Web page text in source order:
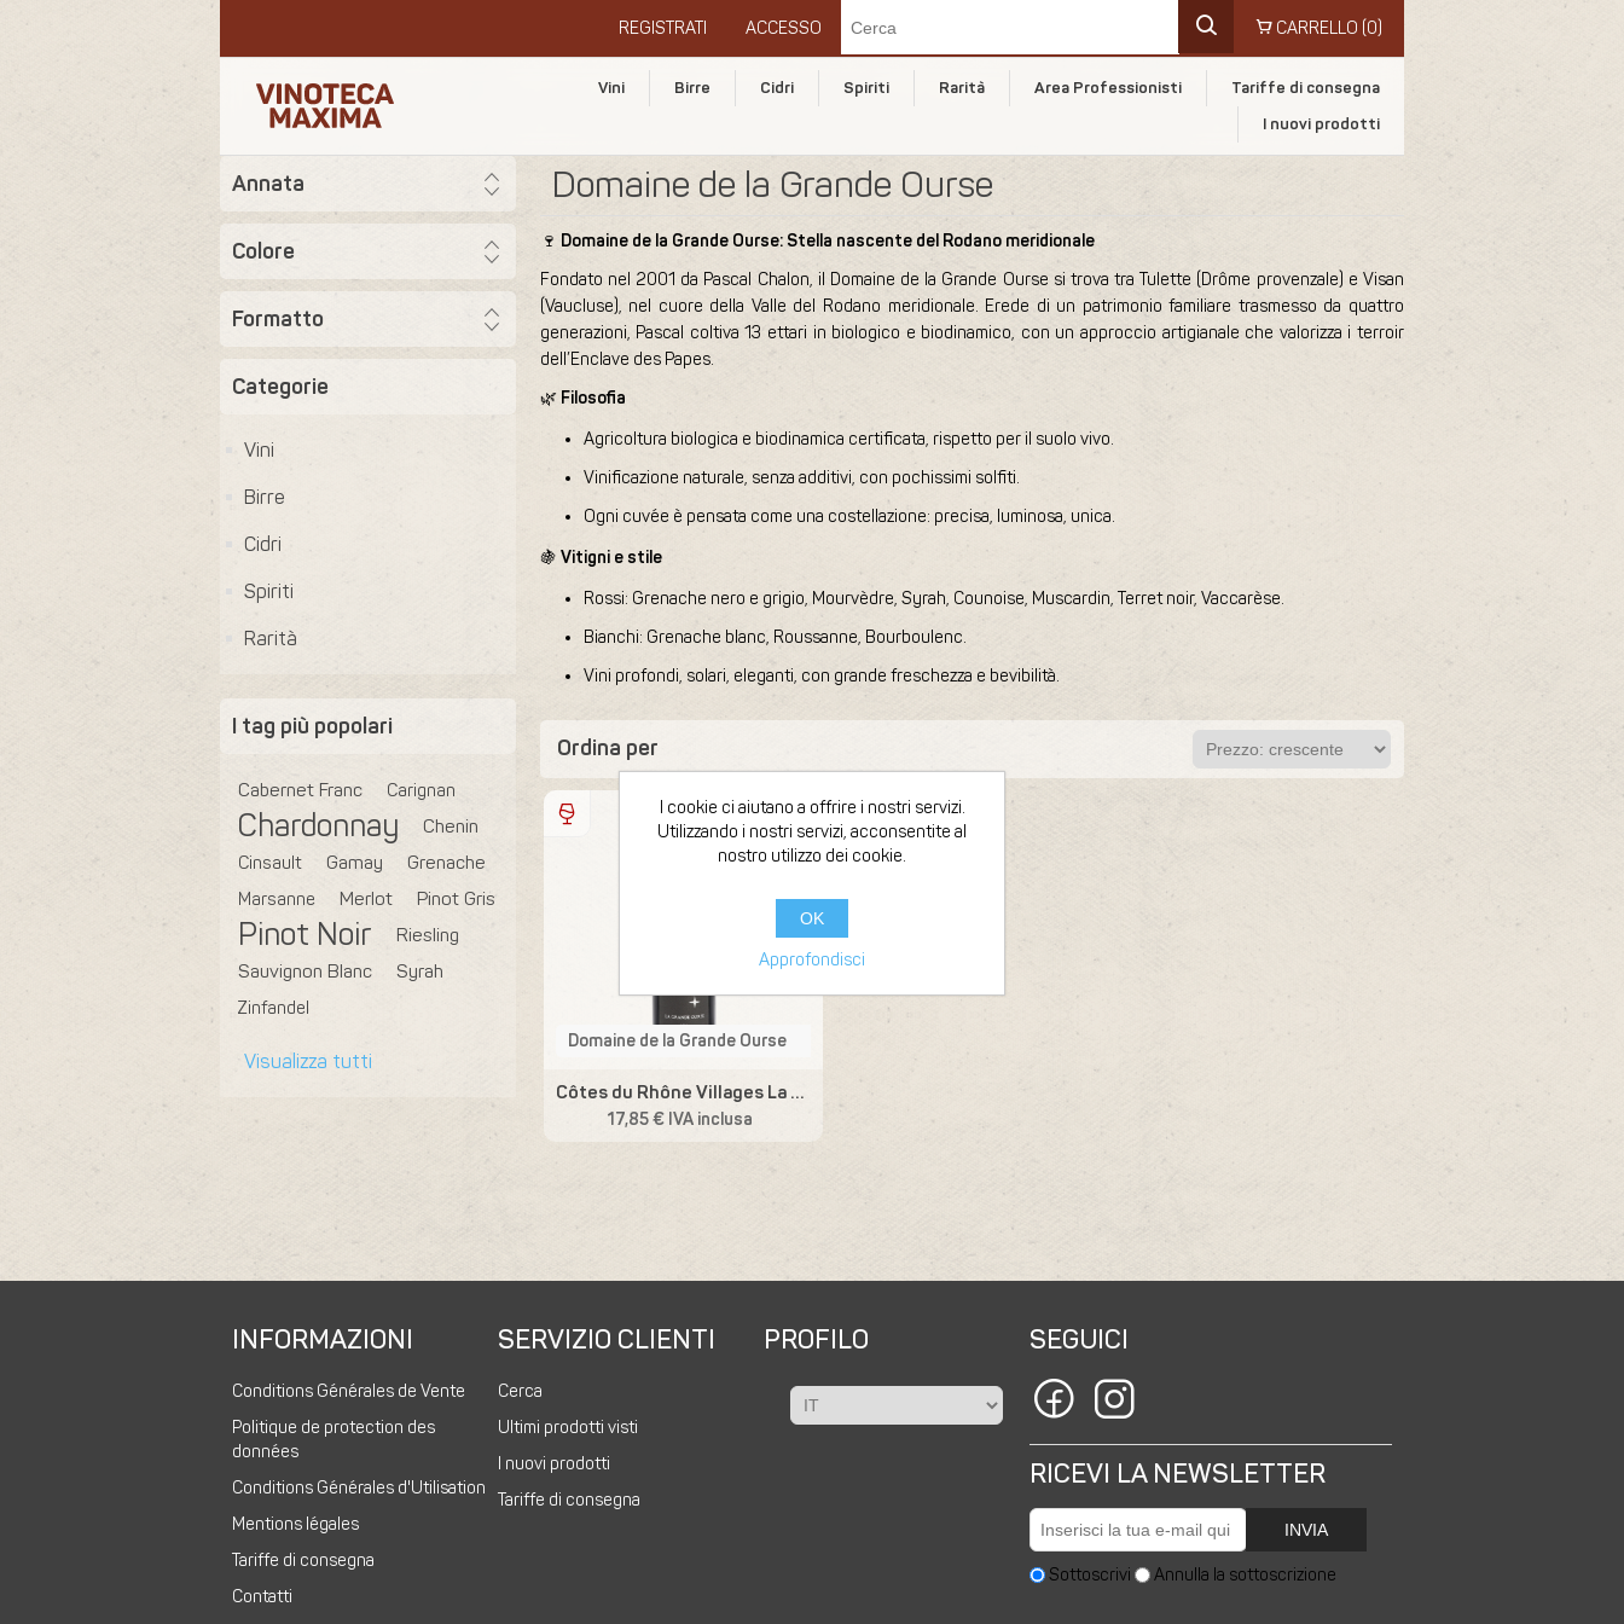
REGISTRATI ACCESSO CARRELLO (0)
Vini Birre Cidri Spiriti Rarità Area Professionisti
Tariffe di consegna
I nuovi prodotti
Annata
Colore
Formatto
Categorie
Vini
Birre
Cidri
Spiriti
Rarità
I tag più popolari
Cabernet Franc Carignan
Chardonnay
Chenin
Cinsault
Gamay
Grenache
Marsanne
Merlot Pinot Gris
Pinot Noir
Riesling
Sauvignon Blanc
Syrah
Zinfandel
Visualizza tutti
Domaine de la Grande Ourse
🍷 Domaine de la Grande Ourse: Stella nascente del Rodano meridionale
Fondato nel 2001 da Pascal Chalon, il Domaine de la Grande Ourse si trova tra Tulette (Drôme provenzale) e Visan
(Vaucluse), nel cuore della Valle del Rodano meridionale. Erede di un patrimonio familiare trasmesso da quattro
generazioni, Pascal coltiva 13 ettari in biologico e biodinamico, con un approccio artigianale che valorizza i terroir
dell’Enclave des Papes.
🌿 Filosofia
Agricoltura biologica e biodinamica certificata, rispetto per il suolo vivo.
Vinificazione naturale, senza additivi, con pochissimi solfiti.
Ogni cuvée è pensata come una costellazione: precisa, luminosa, unica.
🍇 Vitigni e stile
Rossi: Grenache nero e grigio, Mourvèdre, Syrah, Counoise, Muscardin, Terret noir, Vaccarèse.
Bianchi: Grenache blanc, Roussanne, Bourboulenc.
Vini profondi, solari, eleganti, con grande freschezza e bevibilità.
Ordina per
2020
Bouteille 75 cl
Domaine de la Grande Ourse
Côtes du Rhône Villages La Petite Ourse
17,85 € IVA inclusa
INFORMAZIONI
Conditions Générales de Vente
Politique de protection des
données
Conditions Générales d'Utilisation
Mentions légales
Tariffe di consegna
Contatti
SERVIZIO CLIENTI
Cerca
Ultimi prodotti visti
I nuovi prodotti
Tariffe di consegna
PROFILO SEGUICI
RICEVI LA NEWSLETTER
INVIA
Sottoscrivi Annulla la sottoscrizione
I cookie ci aiutano a offrire i nostri servizi.
Utilizzando i nostri servizi, acconsentite al
nostro utilizzo dei cookie.
OK
Approfondisci